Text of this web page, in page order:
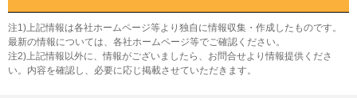
注1)上記情報は各社ホームページ等より独自に情報収集・作成したものです。
最新の情報については、各社ホームページ等でご確認ください。
注2)上記情報以外に、情報がございましたら、お問合せより情報提供くださ
い。内容を確認し、必要に応じ掲載させていただきます。